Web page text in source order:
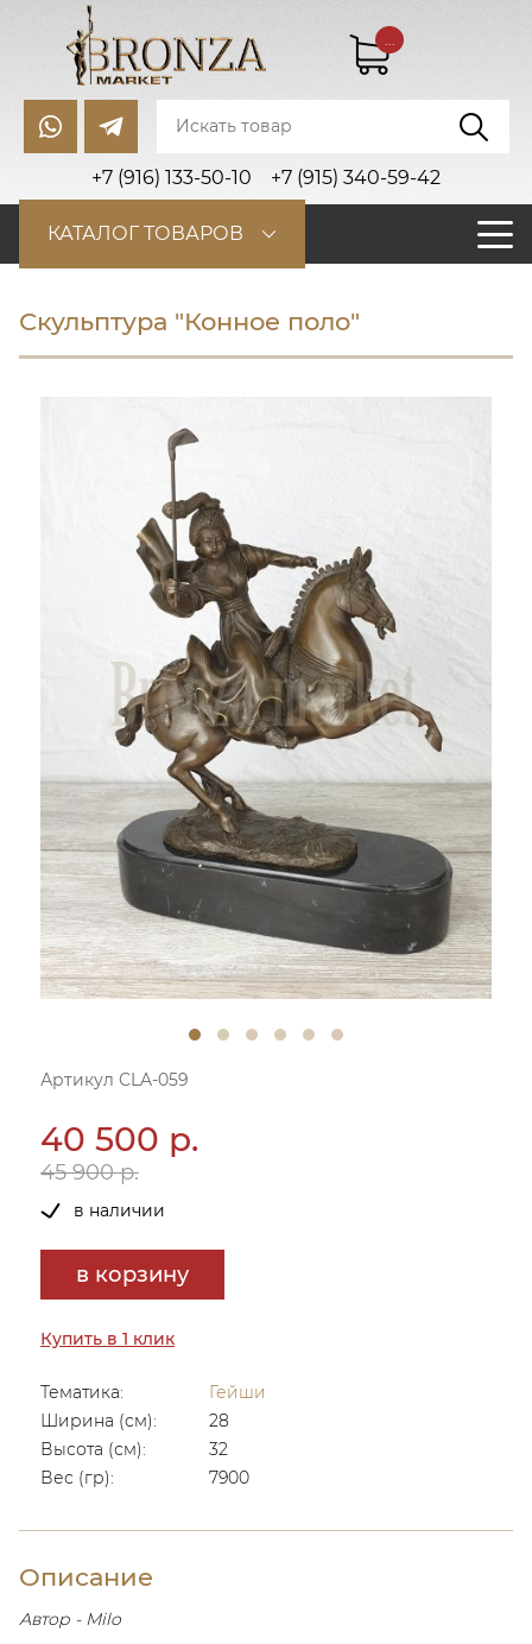
+7 (916) 133-50-10 +7 (915) 340-59-42
...
КАТАЛОГ ТОВАРОВ
Скульптура "Конное поло"
Артикул CLA-059
40 500 р.
45 900 р.
в наличии
в корзину
Купить в 1 клик
Тематика:
Гейши
Ширина (см):
28
Высота (см):
32
Вес (гр):
7900
Описание
Автор - Milo